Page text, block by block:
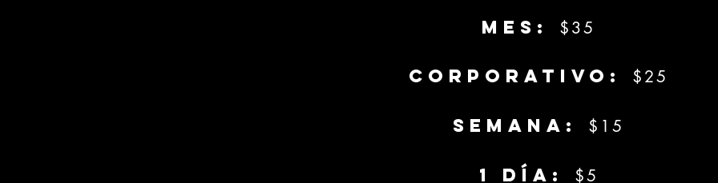
mes: $35
corporativo: $25
semana : $15
1 día : $5